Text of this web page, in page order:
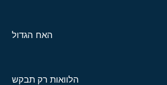
האח הגדול
הלוואות רק תבקש